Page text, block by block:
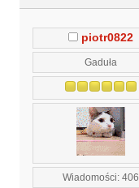
piotr0822
Gaduła
Wiadomości: 406